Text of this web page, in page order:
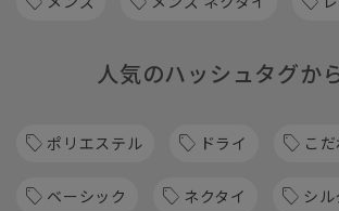
人気のハッシュタグか
ポリエステル ドライ こ
ベーシック ネクタイ シル